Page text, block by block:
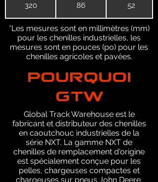
320 86 52
*Les mesures sont en millimètres (mm)
pour les chenilles industrielles, les
mesures sont en pouces (po) pour les
chenilles agricoles et pavées.
POURQUOI
GTW
Global Track Warehouse est le
fabricant et distributeur des chenilles
en caoutchouc industrielles de la
série NXT. La gamme NXT de
chenilles de remplacement d'origine
est spécialement conçue pour les
pelles, chargeuses compactes et
chargeuses sur pneus John Deere.